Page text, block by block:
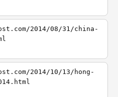
2014/08/31/china-
2014/10/13/hong-